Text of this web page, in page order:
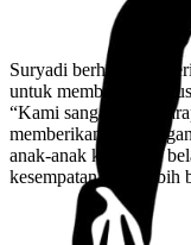
Suryadi berharap
untuk memberikan
“Kami sangat
memberikan
anak-anak kami bisa
kesempatan yang lebih